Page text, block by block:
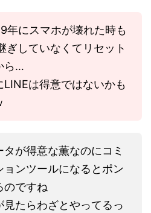
年にスマホが壊れた時も
ぎしていなくてリセット
ら…
LINEは得意ではないかも
タが得意な薫なのにコミ
ョンツールになるとポン
のですね
見たらわざとやってるっ